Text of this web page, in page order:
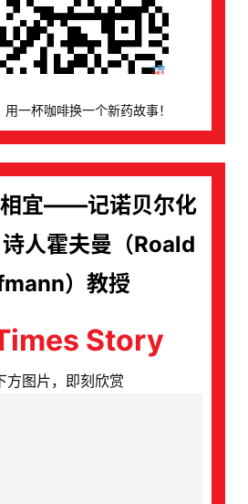
一杯咖啡换一个新药故事！
相宜——记诺贝尔化
人霍夫曼（Roald
）教授
Story
方图片，即刻欣赏